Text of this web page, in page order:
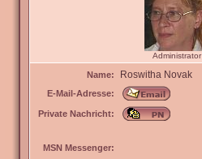
Administrator
Name:
Roswitha Novak
E-Mail-Adresse:
Private Nachricht:
MSN Messenger: